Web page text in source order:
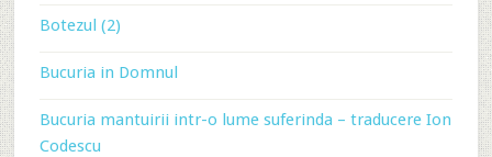
Botezul (2)
Bucuria in Domnul
Bucuria mantuirii intr-o lume suferinda – traducere Ion
Codescu